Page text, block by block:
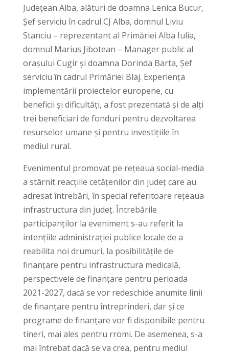
Județean Alba, alături de doamna Lenica Bucur,
Șef serviciu în cadrul CJ Alba, domnul Liviu
Stanciu – reprezentant al Primăriei Alba Iulia,
domnul Marius Jibotean – Manager public al
orașului Cugir și doamna Dorinda Barta, Șef
serviciu în cadrul Primăriei Blaj. Experiența
implementării proiectelor europene, cu
beneficii și dificultăți, a fost prezentată și de alți
trei beneficiari de fonduri pentru dezvoltarea
resurselor umane și pentru investițiile în
mediul rural.
Evenimentul promovat pe rețeaua social-media
a stârnit reacțiile cetățenilor din județ care au
adresat întrebări, în special referitoare rețeaua
infrastructura din județ. Întrebările
participanților la eveniment s-au referit la
intențiile administrației publice locale de a
reabilita noi drumuri, la posibilitățile de
finanțare pentru infrastructura medicală,
perspectivele de finanțare pentru perioada
2021-2027, dacă se vor redeschide anumite linii
de finanțare pentru întreprinderi, dar și ce
programe de finanțare vor fi disponibile pentru
tineri, mai ales pentru rromi. De asemenea, s-a
mai întrebat dacă se va crea, pentru mediul